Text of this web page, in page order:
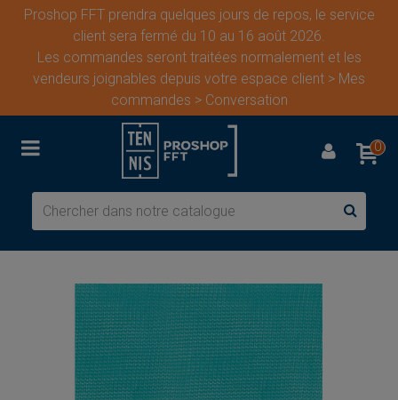
Proshop FFT prendra quelques jours de repos, le service
client sera fermé du 10 au 16 août 2026.
Les commandes seront traitées normalement et les
vendeurs joignables depuis votre espace client > Mes
commandes > Conversation
0